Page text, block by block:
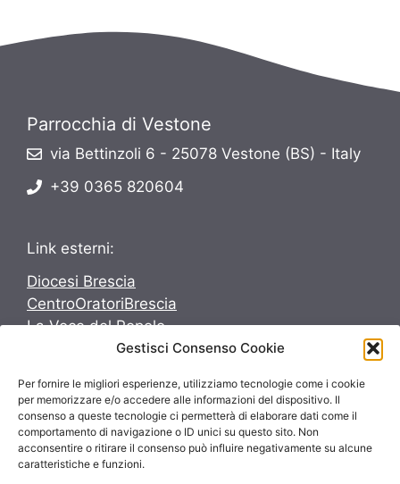
Gestisci Consenso Cookie
Per fornire le migliori esperienze, utilizziamo tecnologie come i cookie
per memorizzare e/o accedere alle informazioni del dispositivo. Il
consenso a queste tecnologie ci permetterà di elaborare dati come il
comportamento di navigazione o ID unici su questo sito. Non
acconsentire o ritirare il consenso può influire negativamente su alcune
caratteristiche e funzioni.
Parrocchia di Vestone
via Bettinzoli 6 - 25078 Vestone (BS) - Italy
+39 0365 820604
Link esterni:
Diocesi Brescia
CentroOratoriBrescia
La Voce del Popolo
Seguici su:
Seguici su: